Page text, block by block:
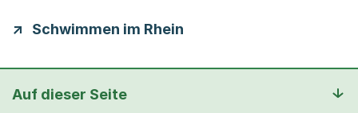
Schwimmen im Rhein
Auf dieser Seite